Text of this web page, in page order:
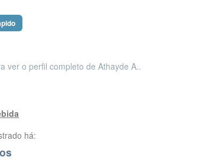
ver o perfil completo de Athayde A..
há: